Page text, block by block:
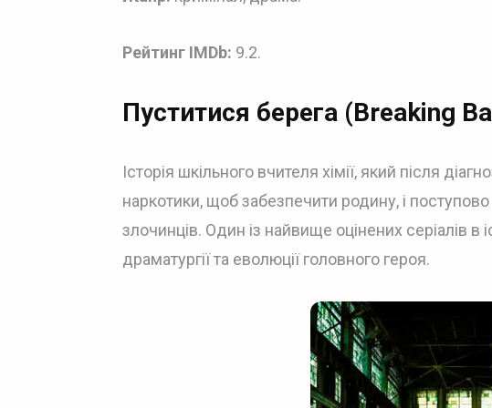
Рейтинг IMDb: 9.2.
Пуститися берега (Breaking
Історія шкільного вчителя хімії, який після
наркотики, щоб забезпечити родину, і
злочинців. Один із найвище оцінених серіалів в
драматургії та еволюції головного героя.